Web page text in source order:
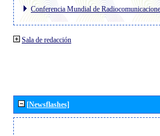
Conferencia Mundial de
Sala de redacción
[Newsflashes]